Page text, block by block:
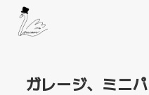
ガレージ、ミニ